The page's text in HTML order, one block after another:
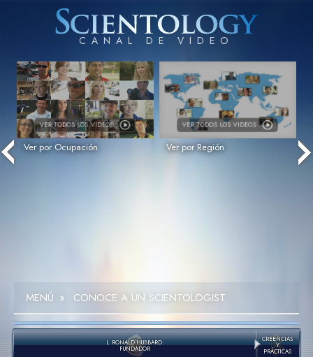
VERTODOS LOS VIDEOS
Ver por Ocupación
VERTODOS LOS VIDEOS
Ver por Región
MENÚ » CONOCE A UN SCIENTOLOGIST
L. RONALD HUBBARD:
FUNDADOR
CREENCIAS
Y
PRÁCTICAS